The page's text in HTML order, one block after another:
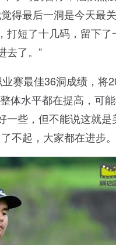
得最后一洞是今天最
短了十几码，留下
去了。”
赛最佳36洞成绩，将
体水平都在提高，可
些，但不能说这就
不起，大家都在进步